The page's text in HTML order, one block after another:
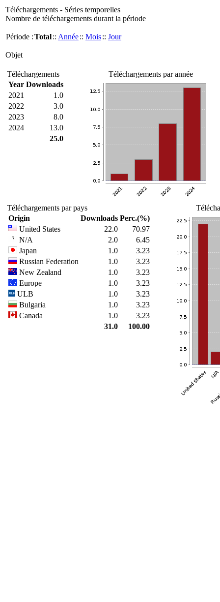
Téléchargements - Séries temporelles
Nombre de téléchargements durant la période
Période :Total:: Année:: Mois:: Jour
Objet
Téléchargements
Year Downloads
2021
1.0
2022
3.0
2023
8.0
2024
13.0
25.0
Téléchargements par année
Téléchargements par pays
Origin
Downloads Perc.(%)
United States
22.0
70.97
N/A
2.0
6.45
Japan
1.0
3.23
Russian Federation
1.0
3.23
New Zealand
1.0
3.23
Europe
1.0
3.23
ULB
1.0
3.23
Bulgaria
1.0
3.23
Canada
1.0
3.23
31.0
100.00